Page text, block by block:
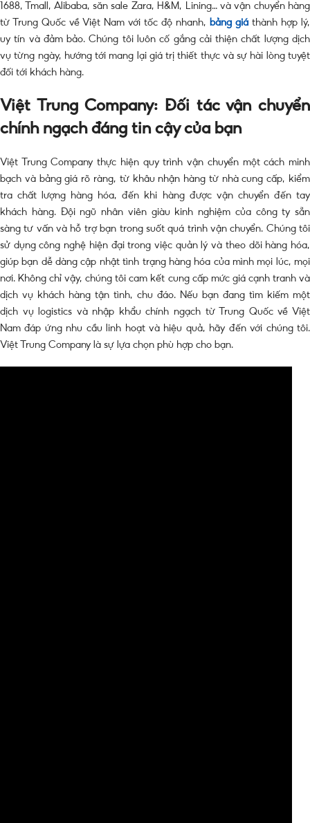
1688, Tmall, Alibaba, săn sale Zara, H&M, Lining… và vận chuyển hàng
từ Trung Quốc về Việt Nam với tốc độ nhanh,
bảng giá thành hợp lý,
uy tín và đảm bảo. Chúng tôi luôn cố gắng cải thiện chất lượng dịch
vụ từng ngày, hướng tới mang lại giá trị thiết thực và sự hài lòng tuyệt
đối tới khách hàng.
Việt Trung Company: Đối tác vận chuyển
chính ngạch đáng tin cậy của bạn
Việt Trung Company thực hiện quy trình vận chuyển một cách minh
bạch và bảng giá rõ ràng, từ khâu nhận hàng từ nhà cung cấp, kiểm
tra chất lượng hàng hóa, đến khi hàng được vận chuyển đến tay
khách hàng. Đội ngũ nhân viên giàu kinh nghiệm của công ty sẵn
sàng tư vấn và hỗ trợ bạn trong suốt quá trình vận chuyển. Chúng tôi
sử dụng công nghệ hiện đại trong việc quản lý và theo dõi hàng hóa,
giúp bạn dễ dàng cập nhật tình trạng hàng hóa của mình mọi lúc, mọi
nơi. Không chỉ vậy, chúng tôi cam kết cung cấp mức giá cạnh tranh và
dịch vụ khách hàng tận tình, chu đáo. Nếu bạn đang tìm kiếm một
dịch vụ logistics và nhập khẩu chính ngạch từ Trung Quốc về Việt
Nam đáp ứng nhu cầu linh hoạt và hiệu quả, hãy đến với chúng tôi.
Việt Trung Company là sự lựa chọn phù hợp cho bạn.